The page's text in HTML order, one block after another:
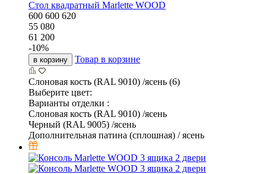
Стол квадратный Marlette WOOD
600 600 620
55 080
61 200
-10%
в корзину Товар в корзине
Слоновая кость (RAL 9010) /ясень (6)
Выберите цвет:
Варианты отделки :
Слоновая кость (RAL 9010) /ясень
Черный (RAL 9005) /ясень
Дополнительная патина (сплошная) / ясень